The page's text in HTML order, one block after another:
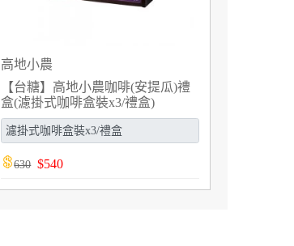
高地小農
【台糖】高地小農咖啡(安提瓜)禮
盒(濾掛式咖啡盒裝x3/禮盒)
(G952303)
630 $540